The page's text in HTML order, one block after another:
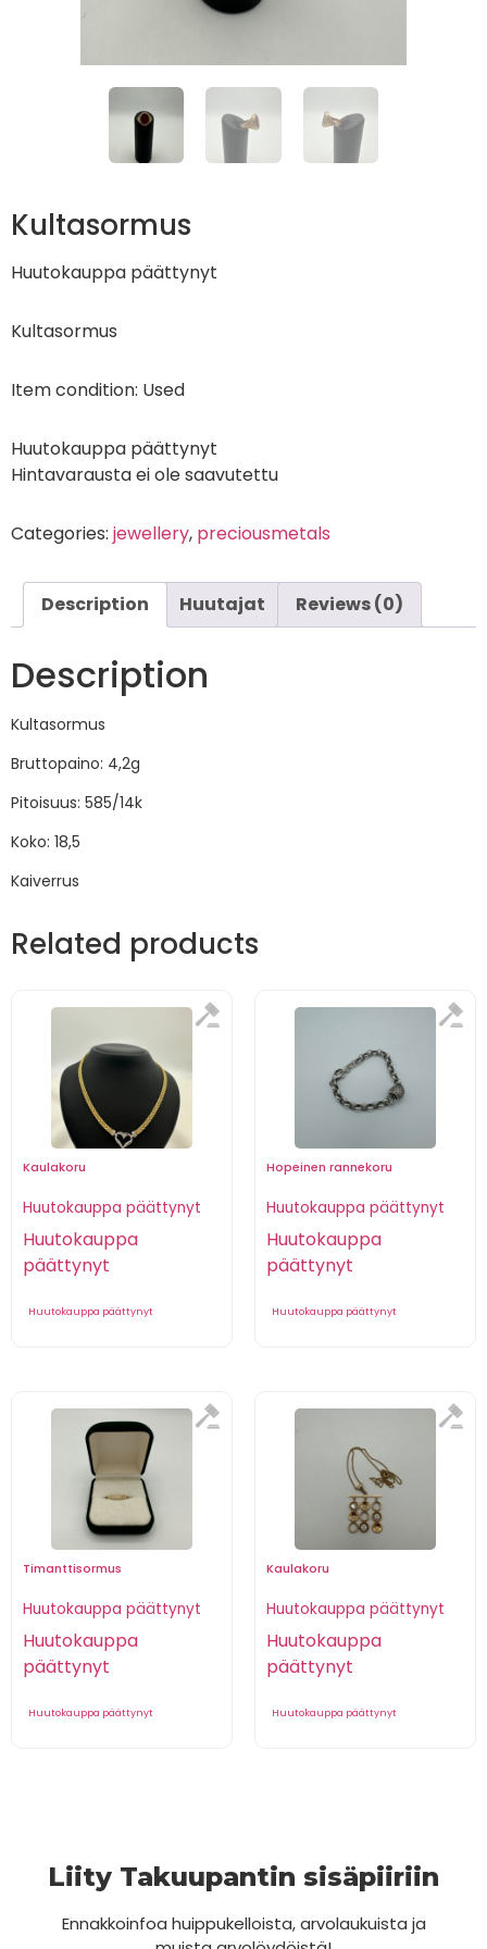
Kultasormus
Huutokauppa päättynyt
Kultasormus
Item condition: Used
Huutokauppa päättynyt
Hintavarausta ei ole saavutettu
Categories: jewellery, preciousmetals
Description Huutajat Reviews (0)
Description
Kultasormus
Bruttopaino: 4,2g
Pitoisuus: 585/14k
Koko: 18,5
Kaiverrus
Related products
Kaulakoru
Huutokauppa päättynyt
Huutokauppa
päättynyt
Huutokauppa päättynyt
Hopeinen rannekoru
Huutokauppa päättynyt
Huutokauppa
päättynyt
Huutokauppa päättynyt
Timanttisormus
Huutokauppa päättynyt
Huutokauppa
päättynyt
Huutokauppa päättynyt
Kaulakoru
Huutokauppa päättynyt
Huutokauppa
päättynyt
Huutokauppa päättynyt
Liity Takuupantin sisäpiiriin
Ennakkoinfoa huippukelloista, arvolaukuista ja